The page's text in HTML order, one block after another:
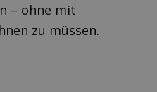
– ohne mit
zu müssen.